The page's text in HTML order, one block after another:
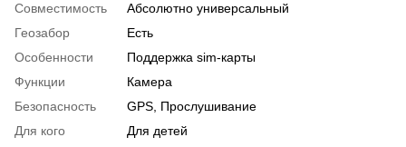
Совместимость
Абсолютно универсальный
Геозабор
Есть
Особенности
Поддержка sim-карты
Функции
Камера
Безопасность
GPS, Прослушивание
Для кого
Для детей